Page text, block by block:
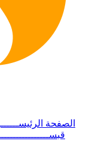
الصفحة